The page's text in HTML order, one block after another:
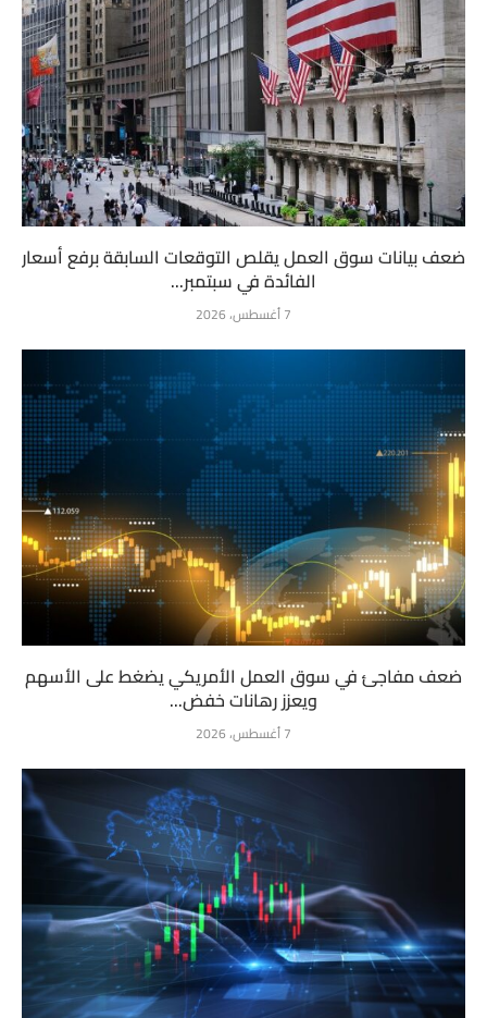
ضعف بيانات سوق العمل يقلص التوقعات السابقة برفع أسعار
الفائدة في سبتمبر...
7 أغسطس، 2026
ضعف مفاجئ في سوق العمل الأمريكي يضغط على الأسهم
ويعزز رهانات خفض...
7 أغسطس، 2026